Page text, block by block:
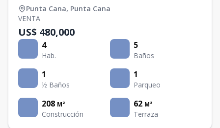
Punta Cana, Punta Cana
VENTA
US$ 480,000
4
Hab.
5
Baños
1
½ Baños
1
Parqueo
208 M²
Construcción
62 M²
Terraza